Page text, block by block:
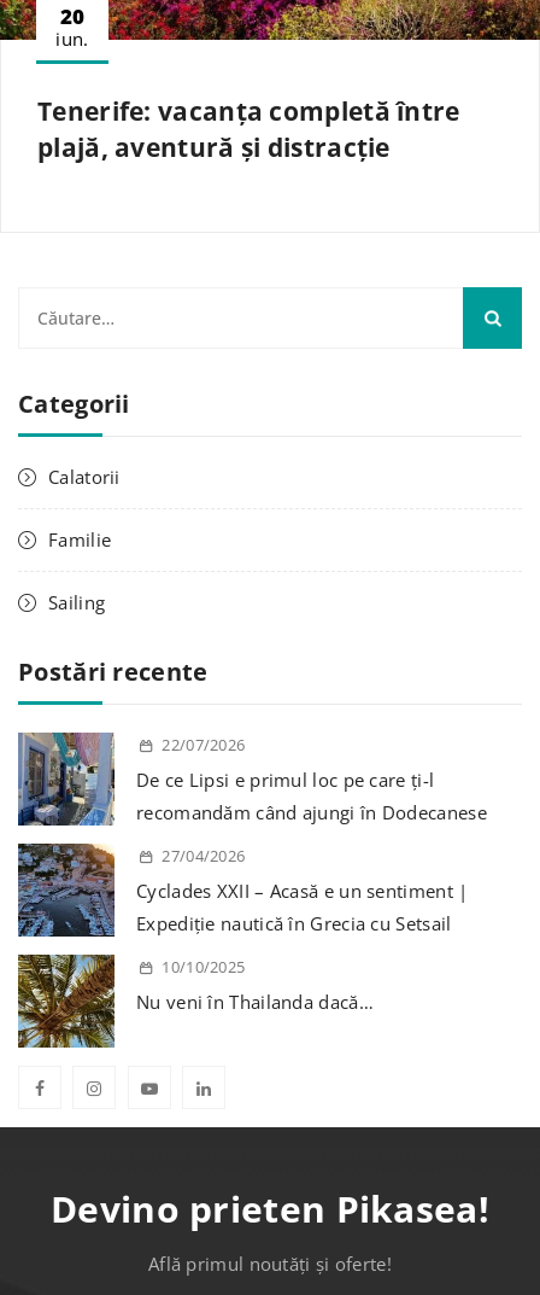
20
iun.
Tenerife: vacanța completă între
plajă, aventură și distracție
t
ă
d
p
:
Categorii
Calatorii
Familie
Sailing
Postări recente
22/07/2026
De ce Lipsi e primul loc pe care ți-l
recomandăm când ajungi în Dodecanese
27/04/2026
Cyclades XXII – Acasă e un sentiment |
Expediție nautică în Grecia cu Setsail
10/10/2025
Nu veni în Thailanda dacă…
Devino prieten Pikasea!
Află primul noutăți și oferte!